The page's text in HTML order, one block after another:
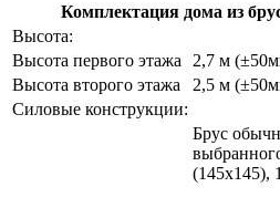
Комплектация дома из
Высота:
Высота первого этажа
2,7 м
Высота второго этажа
2,5 м
Силовые конструкции:
Брус
(145х145),